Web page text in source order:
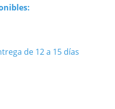
de 12 a 15 días